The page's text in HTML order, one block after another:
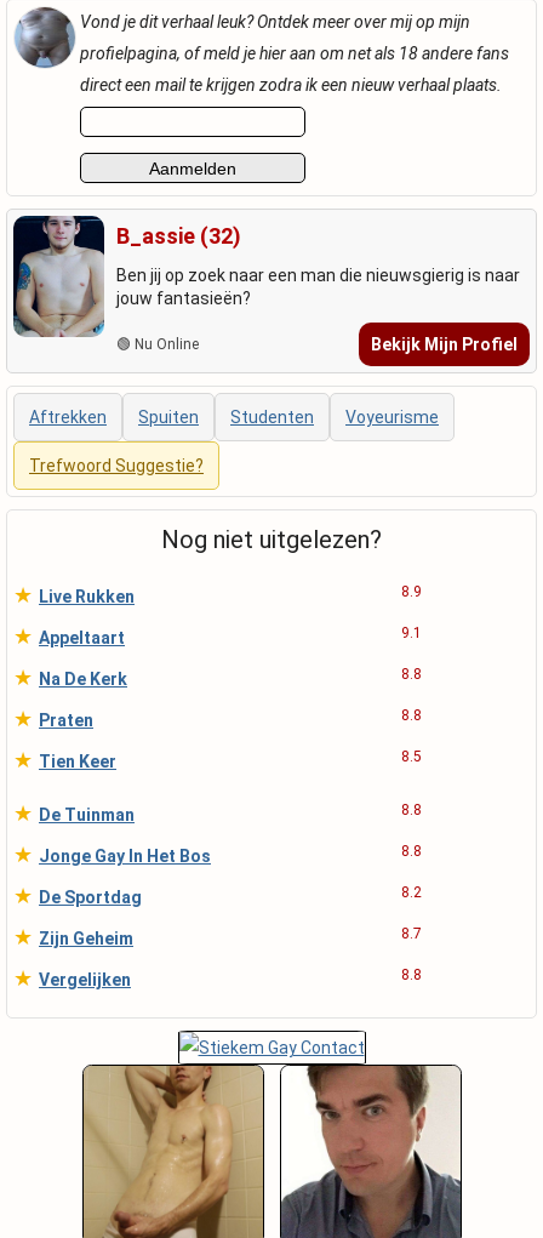
Vond je dit verhaal leuk? Ontdek meer over mij op mijn
profielpagina, of meld je hier aan om net als 18 andere fans
direct een mail te krijgen zodra ik een nieuw verhaal plaats.
B_assie (32)
Ben jij op zoek naar een man die nieuwsgierig is naar
jouw fantasieën?
🟢 Nu Online Bekijk Mijn Profiel
Aftrekken Spuiten Studenten Voyeurisme
Trefwoord Suggestie?
Nog niet uitgelezen?
★ Live Rukken 8.9
★ Appeltaart 9.1
★ Na De Kerk 8.8
★ Praten 8.8
★ Tien Keer 8.5
★ De Tuinman 8.8
★ Jonge Gay In Het Bos 8.8
★ De Sportdag 8.2
★ Zijn Geheim 8.7
★ Vergelijken 8.8